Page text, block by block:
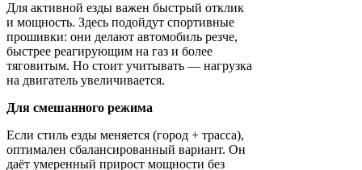
Для активной езды важен быстрый отклик
и мощность. Здесь подойдут спортивные
прошивки: они делают автомобиль резче,
быстрее реагирующим на газ и более
тяговитым. Но стоит учитывать — нагрузка
на двигатель увеличивается.
Для смешанного режима
Если стиль езды меняется (город + трасса),
оптимален сбалансированный вариант. Он
даёт умеренный прирост мощности без